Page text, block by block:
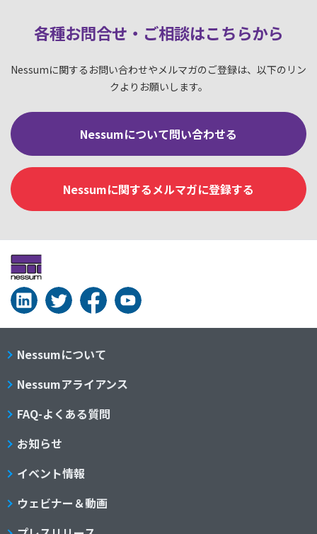
各種お問合せ・ご相談はこちらから
Nessumに関するお問い合わせやメルマガのご登録は、以下のリン
クよりお願いします。
Nessumについて問い合わせる
Nessumに関するメルマガに登録する
Nessumについて
Nessumアライアンス
FAQ-よくある質問
お知らせ
イベント情報
ウェビナー＆動画